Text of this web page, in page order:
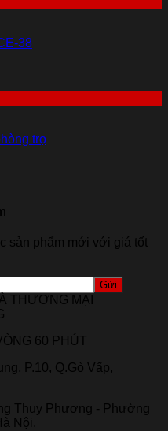
38
trọ
sản phẩm mới với giá tốt
THƯƠNG MẠI
60 PHÚT
P.10, Q.Gò Vấp,
Thụy Phương - Phường
Nội.